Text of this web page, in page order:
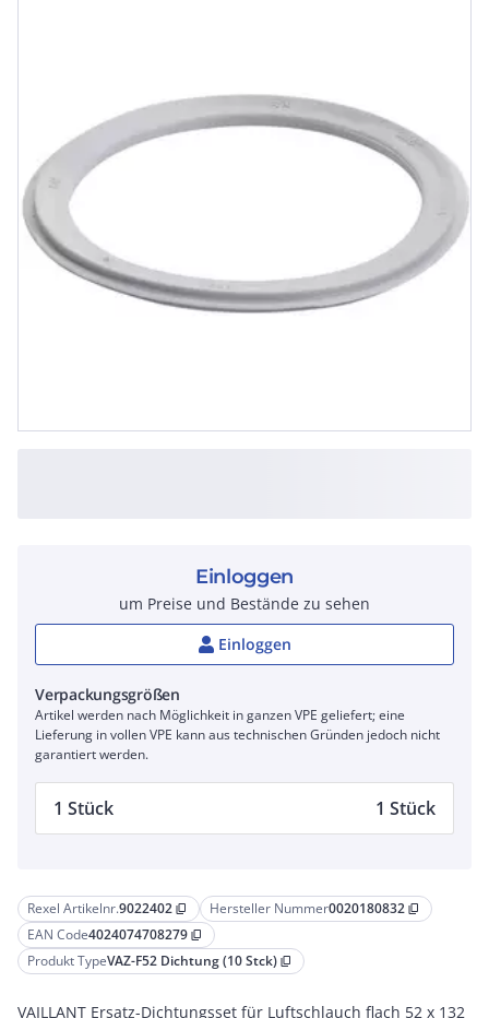
Rexel Artikelnr.9022402 content_copy Hersteller Nummer0020180832 content_copy
EAN Code4024074708279 content_copy
Produkt TypeVAZ-F52 Dichtung (10 Stck) content_copy
VAILLANT Ersatz-Dichtungsset für Luftschlauch flach 52 x 132
Einloggen
um Preise und Bestände zu sehen
Einloggen
Verpackungsgrößen
Artikel werden nach Möglichkeit in ganzen VPE geliefert; eine
Lieferung in vollen VPE kann aus technischen Gründen jedoch nicht
garantiert werden.
1 Stück 1 Stück